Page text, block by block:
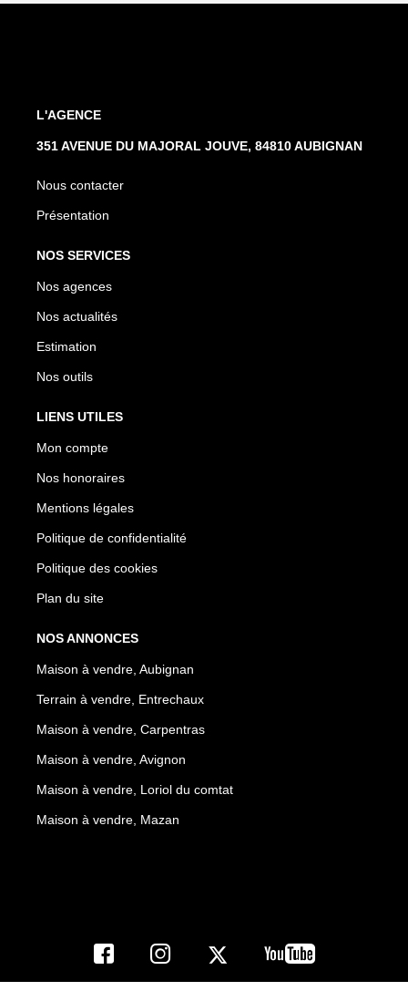
L'AGENCE
351 AVENUE DU MAJORAL JOUVE, 84810 AUBIGNAN
Nous contacter
Présentation
NOS SERVICES
Nos agences
Nos actualités
Estimation
Nos outils
LIENS UTILES
Mon compte
Nos honoraires
Mentions légales
Politique de confidentialité
Politique des cookies
Plan du site
NOS ANNONCES
Maison à vendre, Aubignan
Terrain à vendre, Entrechaux
Maison à vendre, Carpentras
Maison à vendre, Avignon
Maison à vendre, Loriol du comtat
Maison à vendre, Mazan